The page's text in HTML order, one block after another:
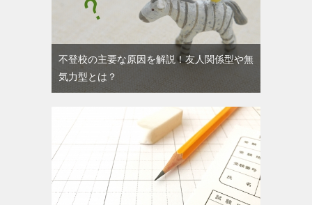
不登校の主要な原因を解説！友人関係型や無
気力型とは？